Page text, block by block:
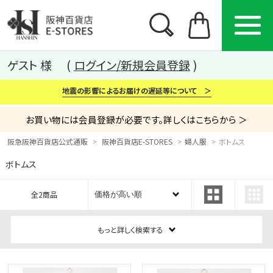
カテゴリー ブランド 特集
から探す
ゲスト 様 ログイン/新規会員登録
地震の影響によるお届けの遅延等について ＞
お買い物には会員登録が必要です。詳しくはこちらから ＞
阪急阪神百貨店公式通販 阪神百貨店E-STORES 婦人服 ボトムス
ボトムス
全2商品
もっと詳しく検索する